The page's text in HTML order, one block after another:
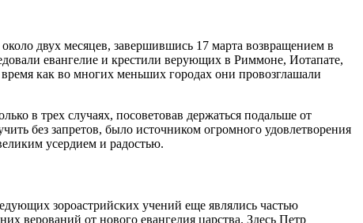
двух месяцев, завершившись 17 марта возвращением в
евангелие и крестили верующих в Риммоне, Иотапате,
как во многих меньших городах они провозглашали
в трех случаях, посоветовав держаться подальше от
без запретов, было источником огромного удовлетворения
усердием и радостью.
зороастрийских учений еще являлись частью
верований от нового евангелия царства. Здесь Петр